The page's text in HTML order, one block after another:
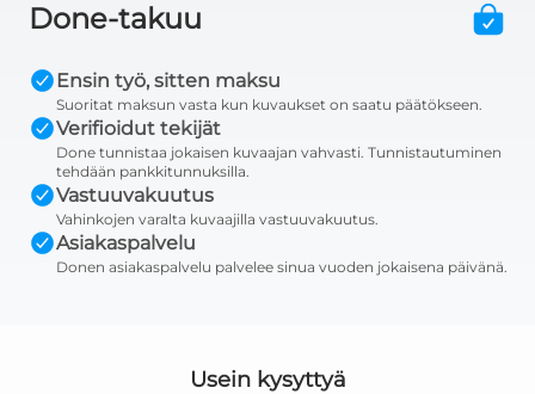
Done-takuu
Ensin työ, sitten maksu
Suoritat maksun vasta kun kuvaukset on saatu päätökseen.
Verifioidut tekijät
Done tunnistaa jokaisen kuvaajan vahvasti. Tunnistautuminen
tehdään pankkitunnuksilla.
Vastuuvakuutus
Vahinkojen varalta kuvaajilla vastuuvakuutus.
Asiakaspalvelu
Donen asiakaspalvelu palvelee sinua vuoden jokaisena päivänä.
Usein kysyttyä